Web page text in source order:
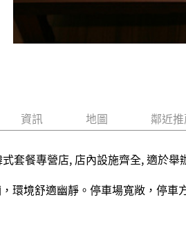
資訊 地圖 鄰近
套餐專營店, 店內設施齊全, 適於
環境舒適幽靜。停車場寬敞，停車